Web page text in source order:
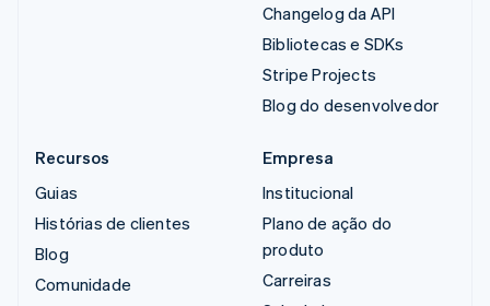
Changelog da API
Bibliotecas e SDKs
Stripe Projects
Blog do desenvolvedor
Recursos
Guias
Histórias de clientes
Blog
Comunidade
Empresa
Institucional
Plano de ação do
produto
Carreiras